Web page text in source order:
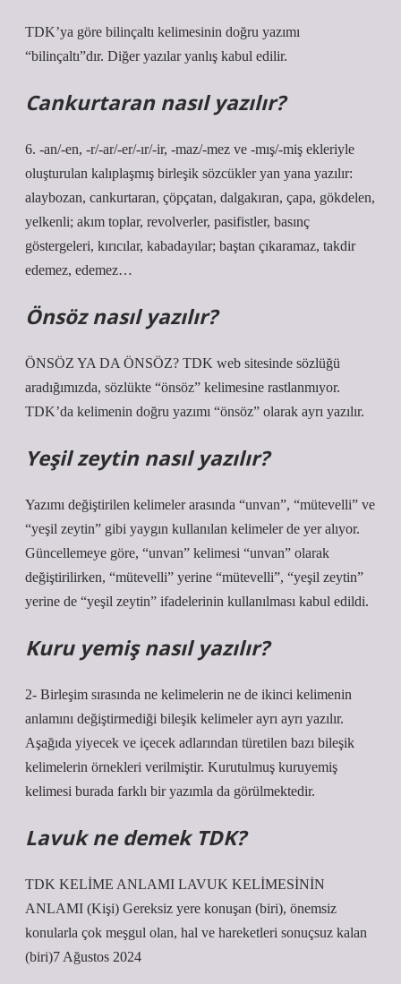
TDK’ya göre bilinçaltı kelimesinin doğru yazımı
“bilinçaltı”dır. Diğer yazılar yanlış kabul edilir.
Cankurtaran nasıl yazılır?
6. -an/-en, -r/-ar/-er/-ır/-ir, -maz/-mez ve -mış/-miş ekleriyle
oluşturulan kalıplaşmış birleşik sözcükler yan yana yazılır:
alaybozan, cankurtaran, çöpçatan, dalgakıran, çapa, gökdelen,
yelkenli; akım toplar, revolverler, pasifistler, basınç
göstergeleri, kırıcılar, kabadayılar; baştan çıkaramaz, takdir
edemez, edemez…
Önsöz nasıl yazılır?
ÖNSÖZ YA DA ÖNSÖZ? TDK web sitesinde sözlüğü
aradığımızda, sözlükte “önsöz” kelimesine rastlanmıyor.
TDK’da kelimenin doğru yazımı “önsöz” olarak ayrı yazılır.
Yeşil zeytin nasıl yazılır?
Yazımı değiştirilen kelimeler arasında “unvan”, “mütevelli” ve
“yeşil zeytin” gibi yaygın kullanılan kelimeler de yer alıyor.
Güncellemeye göre, “unvan” kelimesi “unvan” olarak
değiştirilirken, “mütevelli” yerine “mütevelli”, “yeşil zeytin”
yerine de “yeşil zeytin” ifadelerinin kullanılması kabul edildi.
Kuru yemiş nasıl yazılır?
2- Birleşim sırasında ne kelimelerin ne de ikinci kelimenin
anlamını değiştirmediği bileşik kelimeler ayrı ayrı yazılır.
Aşağıda yiyecek ve içecek adlarından türetilen bazı bileşik
kelimelerin örnekleri verilmiştir. Kurutulmuş kuruyemiş
kelimesi burada farklı bir yazımla da görülmektedir.
Lavuk ne demek TDK?
TDK KELİME ANLAMI LAVUK KELİMESİNİN
ANLAMI (Kişi) Gereksiz yere konuşan (biri), önemsiz
konularla çok meşgul olan, hal ve hareketleri sonuçsuz kalan
(biri)7 Ağustos 2024